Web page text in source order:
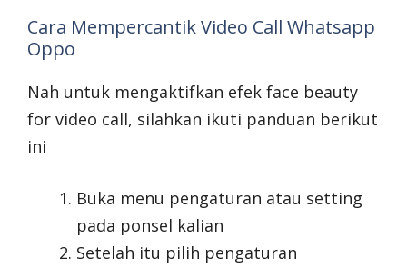
Cara Mempercantik Video Call Whatsapp
Oppo
Nah untuk mengaktifkan efek face beauty
for video call, silahkan ikuti panduan berikut
ini
Buka menu pengaturan atau setting
pada ponsel kalian
Setelah itu pilih pengaturan